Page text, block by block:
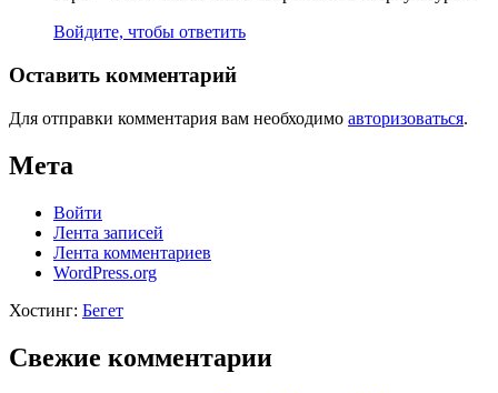
Войдите, чтобы ответить
Оставить комментарий
Для отправки комментария вам необходимо авторизоваться.
Мета
Войти
Лента записей
Лента комментариев
WordPress.org
Хостинг: Бегет
Свежие комментарии